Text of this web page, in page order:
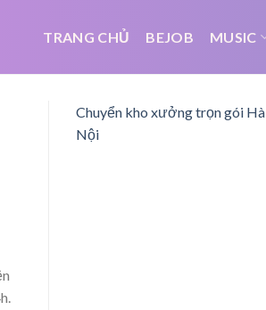
TRANG CHỦ BEJOB MUSIC
Chuyển kho xưởng trọn gói Hà
Nội